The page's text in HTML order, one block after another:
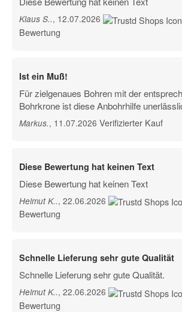
Klaus S.., 12.07.2026
Bewertung
Ist ein Muß!
Für zielgenaues Bohren mit der
Bohrkrone ist diese Anbohrhilfe
Markus., 11.07.2026Verifizierter Kauf
Diese Bewertung hat keinen Text
Diese Bewertung hat keinen Text
Helmut K.., 22.06.2026
Bewertung
Schnelle Lieferung sehr gute Qualität
Schnelle Lieferung sehr gute Qualität.
Helmut K.., 22.06.2026
Bewertung